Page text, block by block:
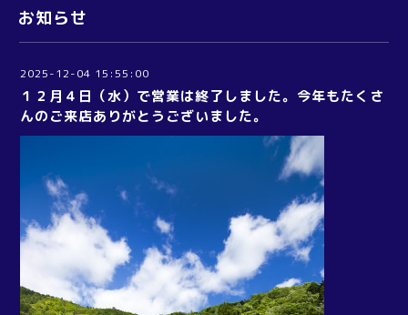
お知らせ
2025-12-04 15:55:00
１２月４日（水）で営業は終了しました。今年もたくさ
んのご来店ありがとうございました。